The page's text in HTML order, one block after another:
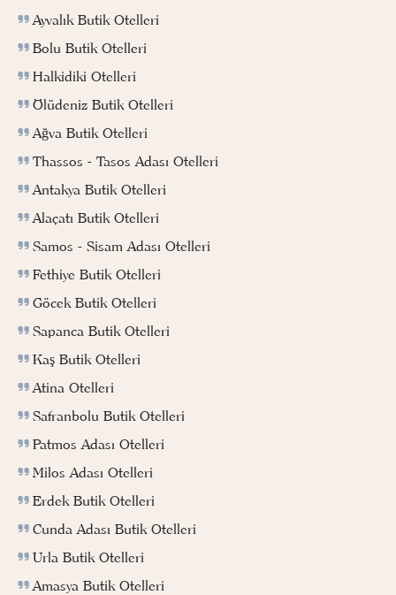
Ayvalık Butik Otelleri
Bolu Butik Otelleri
Halkidiki Otelleri
Ölüdeniz Butik Otelleri
Ağva Butik Otelleri
Thassos - Tasos Adası Otelleri
Antakya Butik Otelleri
Alaçatı Butik Otelleri
Samos - Sisam Adası Otelleri
Fethiye Butik Otelleri
Göcek Butik Otelleri
Sapanca Butik Otelleri
Kaş Butik Otelleri
Atina Otelleri
Safranbolu Butik Otelleri
Patmos Adası Otelleri
Milos Adası Otelleri
Erdek Butik Otelleri
Cunda Adası Butik Otelleri
Urla Butik Otelleri
Amasya Butik Otelleri